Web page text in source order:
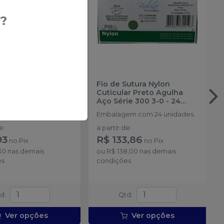
:
no Pix
nas demais
:
Ver opções
Fio de Sutura Nylon
Cuticular Preto Agulha
Aço Série 300 3-0 - 24
Embalagem com 24 unidades.
a partir de:
R$ 133,86 no Pix
ou R$ 138,00 nas demais
condições
Qtd :
Ver opções